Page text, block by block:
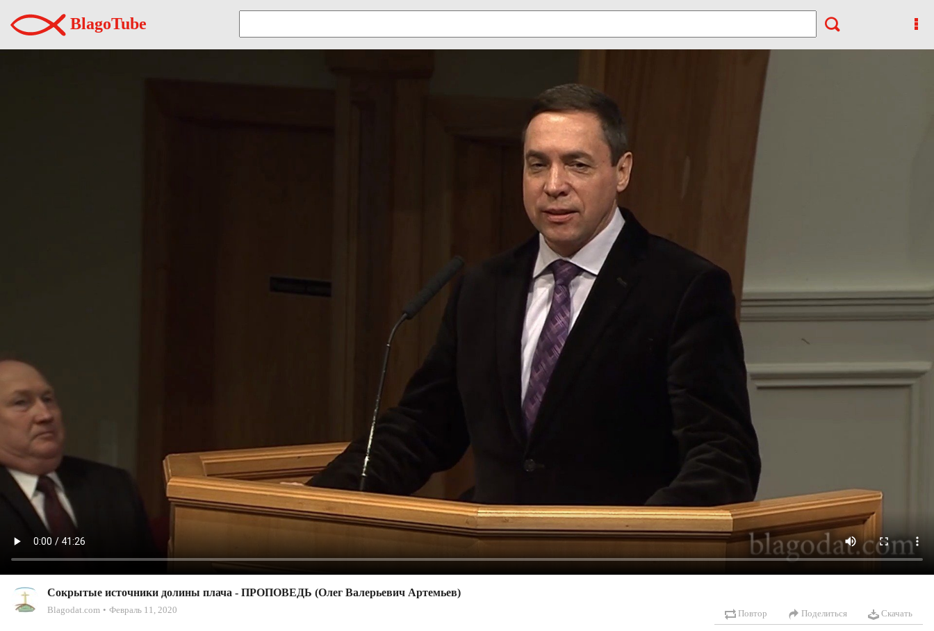
BlagoTube
Сокрытые источники долины плача - ПРОПОВЕДЬ (Олег Валерьевич Артемьев)
Blagodat.com Февраль 11, 2020 Повтор Поделиться Скачать